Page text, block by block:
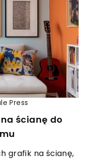
Press
ścianę do
grafik na ścianę,